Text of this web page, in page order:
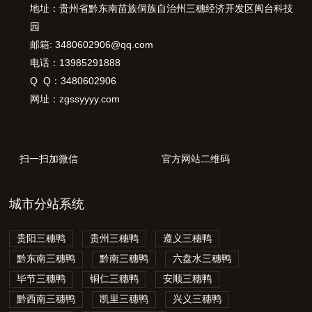
地址：贵州省黔东南苗族侗族自治州三穗经济开发区闽台科技
园
邮箱: 3480602906@qq.com
电话：13985291888
Q Q：3480602906
网址：zgssyyyy.com
扫一扫加微信 官方网站二维码
城市分站系统
贵阳三穗鸭 贵州三穗鸭
遵义三穗鸭
黔东南三穗鸭
黔南三穗鸭
六盘水三穗鸭
毕节三穗鸭
铜仁三穗鸭
安顺三穗鸭
黔西南三穗鸭
凯里三穗鸭 兴义三穗鸭